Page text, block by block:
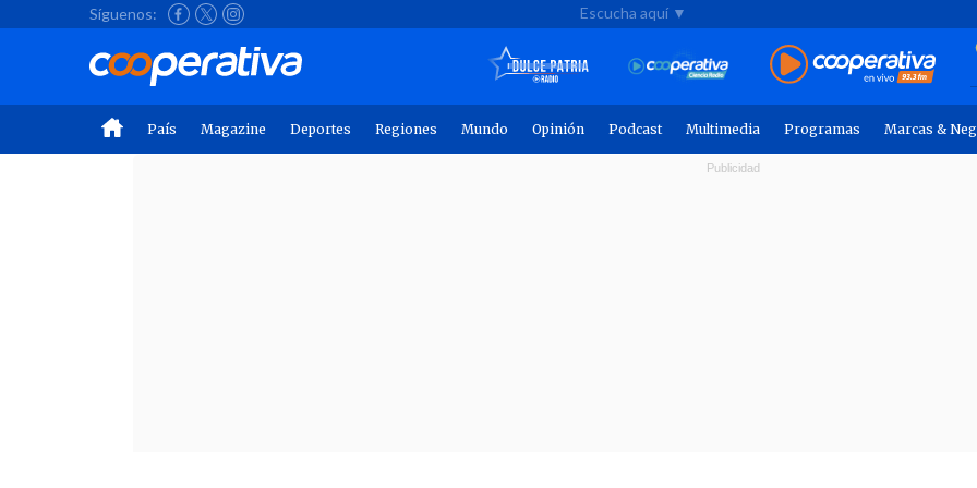
Síguenos: Escucha aquí ▼
País Magazine Deportes Regiones Mundo Opinión Podcast Multimedia Programas Marcas &